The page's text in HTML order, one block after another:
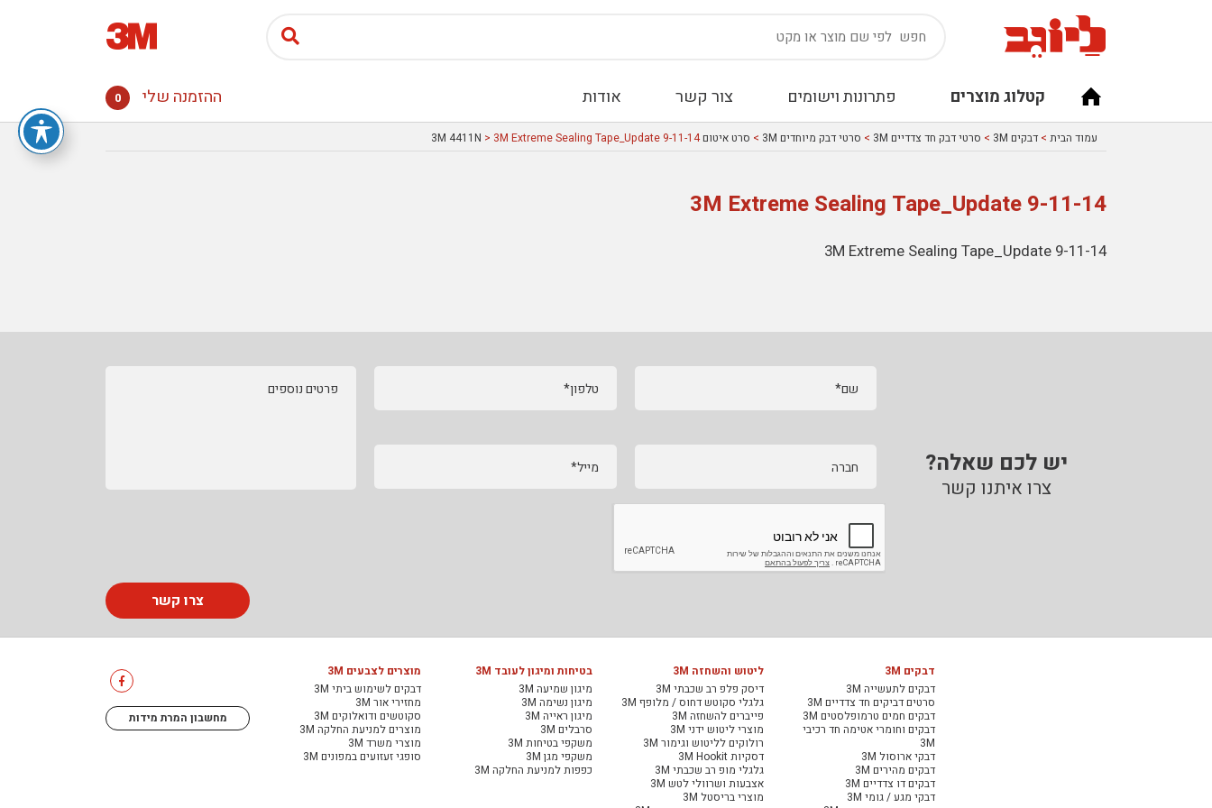
קטלוג מוצרים פתרונות וישומים צור קשר אודות ההזמנה שלי 0
עמוד הבית > דבקים 3M > סרטי דבק חד צדדיים 3M > סרטי דבק מיוחדים 3M > סרט איטום 3M 4411N> 3M Extreme Sealing Tape_Update 9-11-14
3M Extreme Sealing Tape_Update 9-11-14
3M Extreme Sealing Tape_Update 9-11-14
יש לכם שאלה?
צרו איתנו קשר
שם* טלפון*
חברה מייל*
פרטים נוספים
צרו קשר
דבקים 3M
דבקים לתעשייה 3M
סרטים דביקים חד צדדיים 3M
דבקים חמים טרמופלסטים 3M
דבקים וחומרי אטימה חד רכיבי
3M
דבקי ארוסול 3M
דבקים מהירים 3M
דבקים דו צדדיים 3M
דבקי מגע / גומי 3M
ליטוש והשחזה 3M
דיסק פלפ רב שכבתי 3M
גלגלי סקוטש דחוס / מלופף 3M
פייברים להשחזה 3M
מוצרי ליטוש ידני 3M
רולוקים לליטוש וגימור 3M
דסקיות 3M Hookit
גלגלי מופ רב שכבתי 3M
אצבעות ושרוולי לטש 3M
מוצרי בריסטל 3M
בטיחות ומיגון לעובד 3M
מיגון שמיעה 3M
מיגון נשימה 3M
מיגון ראייה 3M
סרבלים 3M
משקפי בטיחות 3M
משקפי מגן 3M
כפפות למניעת החלקה 3M
מוצרים לצבעים 3M
דבקים לשימוש ביתי 3M
מחזירי אור 3M
סקוטשים ודואלוקים 3M
מוצרים למניעת החלקה 3M
מוצרי משרד 3M
סופגי זעזועים במפונים 3M
מחשבון המרת מידות